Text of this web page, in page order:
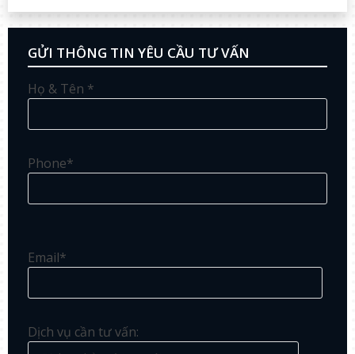
GỬI THÔNG TIN YÊU CẦU TƯ VẤN
Họ & Tên *
Phone*
Email*
Dịch vụ cần tư vấn: